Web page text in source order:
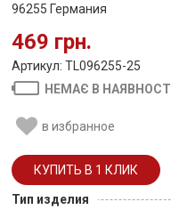
96255 Германия
469 грн.
Артикул: TL096255-25
НЕМАЄ В НАЯВНОСТІ
в избранное
Тип изделия